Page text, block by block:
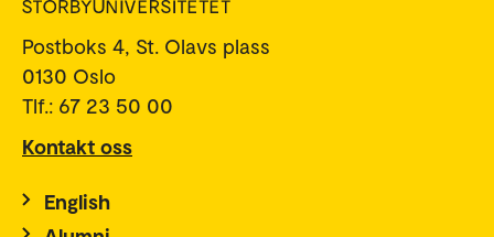
Postboks 4, St. Olavs plass
0130 Oslo
Tlf.: 67 23 50 00
Kontakt oss
English